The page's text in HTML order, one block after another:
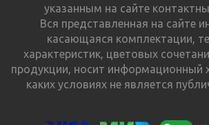
указанным на сайте
Вся представленная на сайте
касающаяся комплектации,
характеристик, цветовых
продукции, носит информационный
каких условиях не является